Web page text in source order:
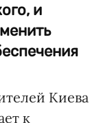
и
Киева
к